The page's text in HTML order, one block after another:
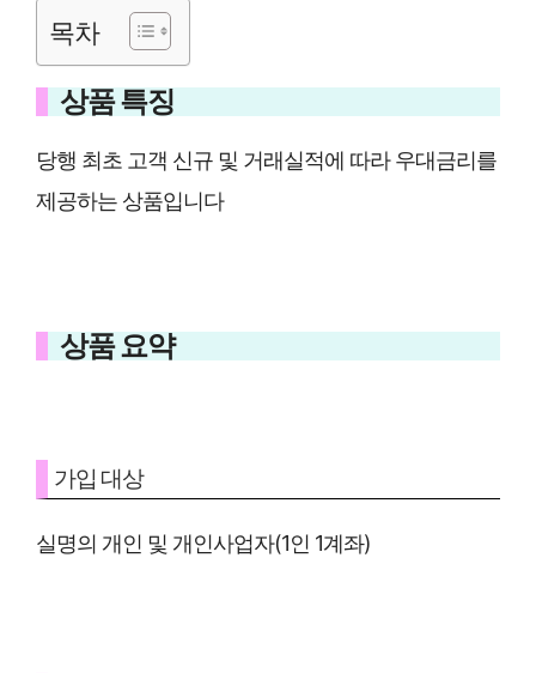
목차
상품 특징
당행 최초 고객 신규 및 거래실적에 따라 우대금리를
제공하는 상품입니다
상품 요약
가입 대상
실명의 개인 및 개인사업자(1인 1계좌)